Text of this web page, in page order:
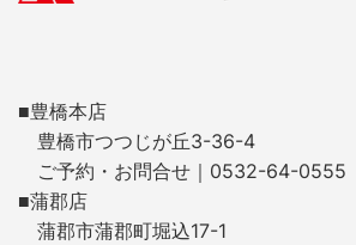
■豊橋本店
豊橋市つつじが丘3-36-4
ご予約・お問合せ｜0532-64-0555
■蒲郡店
蒲郡市蒲郡町堀込17-1